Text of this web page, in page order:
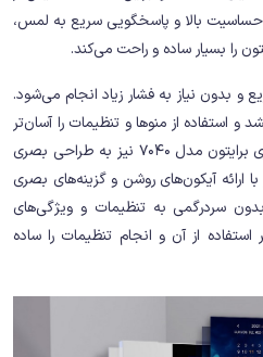
بالا و پاسخگویی سریع به لمس،
و بدون نیاز به فشار زیاد انجام می‌شود.
و استفاده از منوها و تنظیمات را آسان‌تر
می‌کند. منوی گرافیکی گوشی تصویری برایتون مدل 7040 نیز به طراحی بصری
ارائه آیکون‌های روشن و گزینه‌های بصری
سردرگمی به تنظیمات و ویژگی‌های
از آن و انجام تنظیمات را ساده